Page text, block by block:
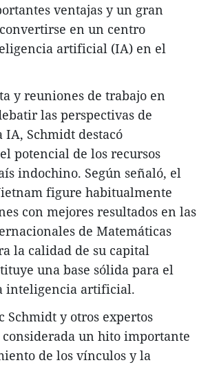
ventajas y un gran
en un centro
artificial (IA) en el
y reuniones de trabajo en
las perspectivas de
IA, Schmidt destacó
potencial de los recursos
indochino. Según señaló, el
figure habitualmente
con mejores resultados en las
de Matemáticas
la calidad de su capital
una base sólida para el
inteligencia artificial.
Schmidt y otros expertos
considerada un hito importante
de los vínculos y la